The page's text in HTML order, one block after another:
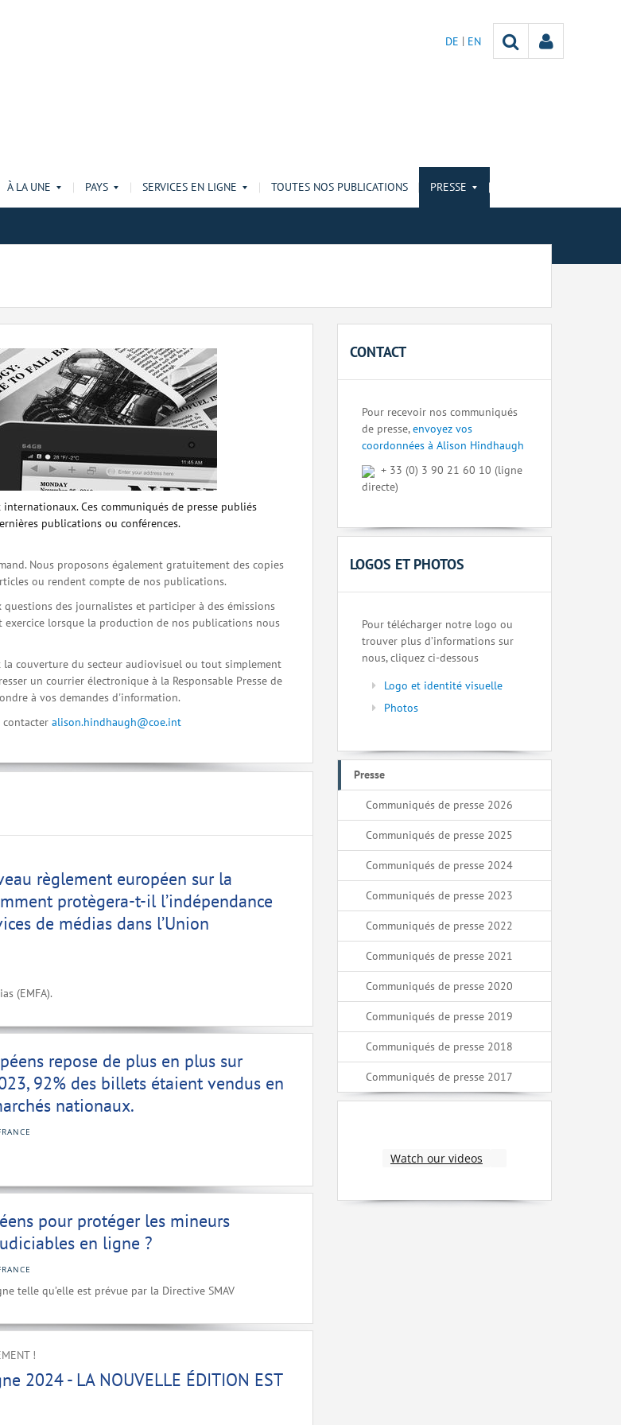
DE EN
À LA UNE PAYS SERVICES EN LIGNE TOUTES NOS PUBLICATIONS PRESSE
Ces communiqués de presse publiés
publications ou conférences.
Nous proposons également gratuitement des copies
ou rendent compte de nos publications.
des journalistes et participer à des émissions
lorsque la production de nos publications nous
couverture du secteur audiovisuel ou tout simplement
un courrier électronique à la Responsable Presse de
à vos demandes d'information.
contacter alison.hindhaugh@coe.int
règlement européen sur la
protègera-t-il l’indépendance
de médias dans l’Union
(EMFA).
repose de plus en plus sur
92% des billets étaient vendus en
nationaux.
pour protéger les mineurs
en ligne ?
telle qu’elle est prévue par la Directive SMAV
!
2024 - LA NOUVELLE ÉDITION EST
CONTACT
Pour recevoir nos communiqués
de presse,envoyez vos
coordonnées à Alison Hindhaugh
+ 33 (0) 3 90 21 60 10 (ligne
directe)
LOGOS ET PHOTOS
Pour télécharger notre logo ou
trouver plus d’informations sur
nous, cliquez ci-dessous
Logo et identité visuelle
Photos
Presse
Communiqués de presse 2026
Communiqués de presse 2025
Communiqués de presse 2024
Communiqués de presse 2023
Communiqués de presse 2022
Communiqués de presse 2021
Communiqués de presse 2020
Communiqués de presse 2019
Communiqués de presse 2018
Communiqués de presse 2017
Watch our videos